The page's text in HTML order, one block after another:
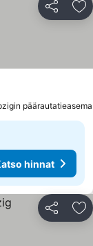
Jaa
päärautatieasema
hinnat
Jaa